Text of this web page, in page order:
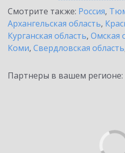
Смотрите также: Россия,
Архангельская область,
Курганская область, Омская
Коми, Свердловская область
Партнеры в вашем регионе: